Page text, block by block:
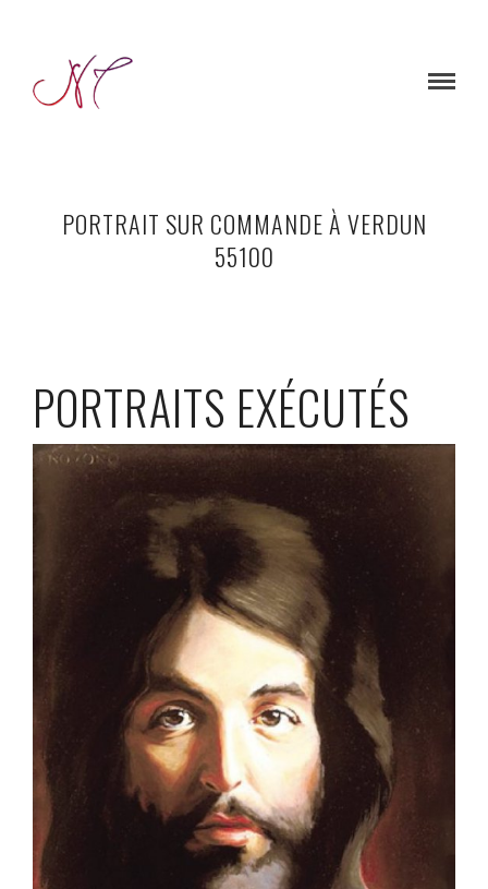
PORTRAIT SUR COMMANDE À VERDUN
55100
PORTRAITS EXÉCUTÉS